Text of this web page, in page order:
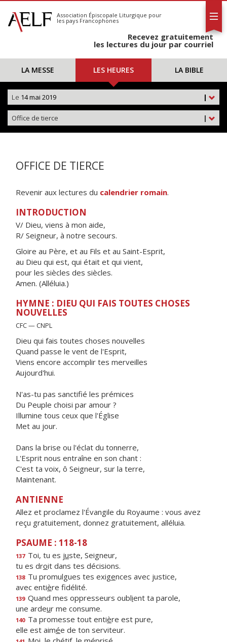
S'abonner
Calendrier
Association Épiscopale Liturgique pour
les pays Francophones
Recevez gratuitement
les lectures du jour par courriel
LA MESSE LES HEURES LA BIBLE
|
Le 14 mai 2019
|
Office de tierce
OFFICE DE TIERCE
Revenir aux lectures du calendrier romain.
INTRODUCTION
V/ Dieu, viens à mon aide,
R/ Seigneur, à notre secours.
Gloire au Père, et au Fils et au Saint-Esprit,
au Dieu qui est, qui était et qui vient,
pour les siècles des siècles.
Amen. (Alléluia.)
HYMNE : DIEU QUI FAIS TOUTES CHOSES
NOUVELLES
CFC — CNPL
Dieu qui fais toutes choses nouvelles
Quand passe le vent de l'Esprit,
Viens encore accomplir tes merveilles
Aujourd'hui.
N'as-tu pas sanctifié les prémices
Du Peuple choisi par amour ?
Illumine tous ceux que l'Église
Met au jour.
Dans la brise ou l'éclat du tonnerre,
L'Esprit nous entraîne en son chant :
C'est ta voix, ô Seigneur, sur la terre,
Maintenant.
ANTIENNE
Allez et proclamez l'Évangile du Royaume : vous avez
reçu gratuitement, donnez gratuitement, alléluia.
PSAUME : 118-18
137 Toi, tu es juste, Seigneur,
tu es droit dans tes décisions.
138 Tu promulgues tes exigences avec justice,
avec entière fidélité.
139 Quand mes oppresseurs oublient ta parole,
une ardeur me consume.
140 Ta promesse tout entière est pure,
elle est aimée de ton serviteur.